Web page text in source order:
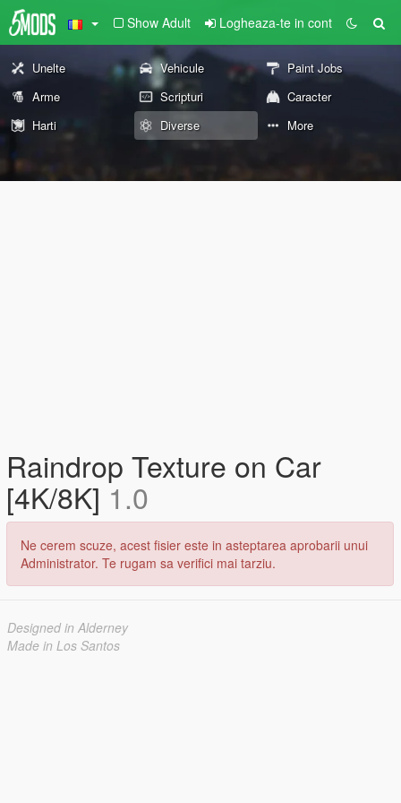
Show Adult Logheaza-te in cont
Unelte Vehicule
Paint Jobs
Arme
Scripturi
Caracter
Harti
Diverse More
Raindrop Texture on Car
[4K/8K] 1.0
Ne cerem scuze, acest fisier este in asteptarea aprobarii unui
Administrator. Te rugam sa verifici mai tarziu.
Designed in Alderney
Made in Los Santos